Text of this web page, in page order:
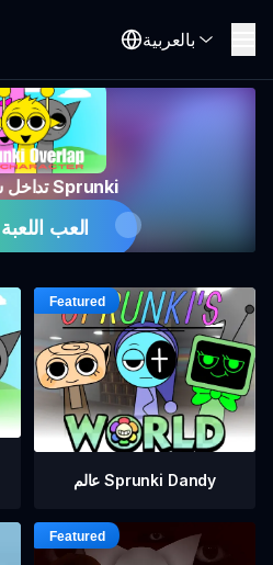
بالعربية
تداخل شخصيات Sprunki
العب
عالم Sprunki Dandy